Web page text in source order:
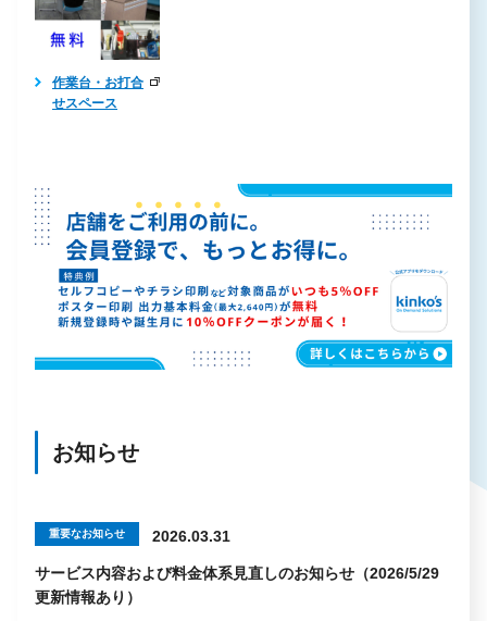
作業台・お打合
せスペース
お知らせ
重要なお知らせ 2026.03.31
サービス内容および料金体系見直しのお知らせ（2026/5/29
更新情報あり）